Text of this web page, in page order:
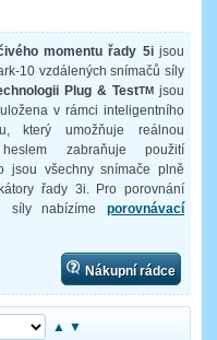
momentu řady 5ijsou
10 vzdálených snímačů síly
Plug & TestTMjsou
v rámci inteligentního
který umožňuje reálnou
zabraňuje použití
jsou všechny snímače plně
řady 3i. Pro porovnání
síly nabízíme porovnávací
Nákupní rádce
▲ ▼